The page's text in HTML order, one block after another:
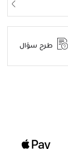
طرح سؤال